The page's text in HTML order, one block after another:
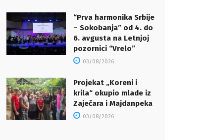
“Prva harmonika Srbije
– Sokobanja” od 4. do
6. avgusta na Letnjoj
pozornici “Vrelo”
03/08/2026
Projekat „Koreni i
krila“ okupio mlade iz
Zaječara i Majdanpeka
03/08/2026